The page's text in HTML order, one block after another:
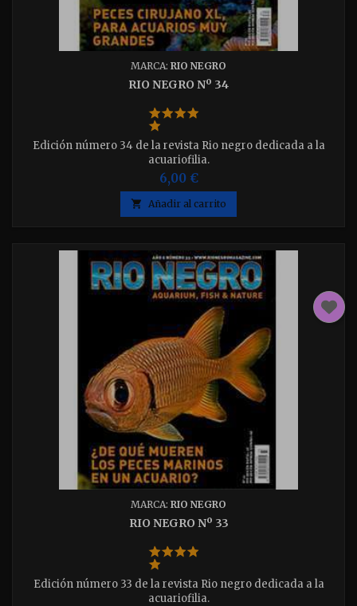
MARCA: RIO NEGRO
RIO NEGRO Nº 34
Edición número 34 de la revista Rio negro dedicada a la
acuariofilia.
6,00 €
 Añadir al carrito
MARCA: RIO NEGRO
RIO NEGRO Nº 33
Edición número 33 de la revista Rio negro dedicada a la
acuariofilia.